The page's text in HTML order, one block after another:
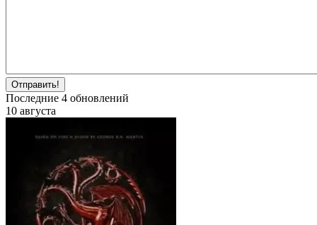
Отправить!
Последние 4 обновлений
10 августа